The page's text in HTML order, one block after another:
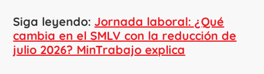
Siga leyendo:Jornada laboral: ¿Qué
cambia en el SMLV con la reducción de
julio 2026? MinTrabajo explica